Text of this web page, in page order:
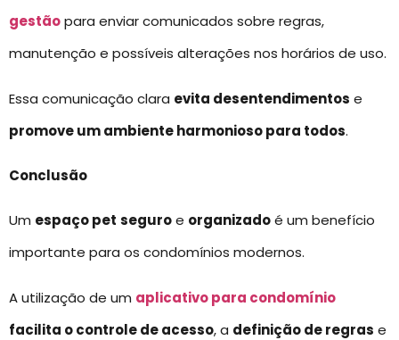
gestãopara enviar comunicados sobre regras,
manutenção e possíveis alterações nos horários de uso.
Essa comunicação clara evita desentendimentos e
promove um ambiente harmonioso para todos.
Conclusão
Um espaço pet seguroe organizadoé um benefício
importante para os condomínios modernos.
A utilização de um aplicativo para condomínio
facilita o controle de acesso, a definição de regras e